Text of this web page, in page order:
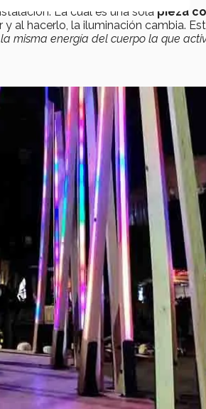
La cuál es una sola pieza
al hacerlo, la iluminación cambia.
la misma energía del cuerpo la que